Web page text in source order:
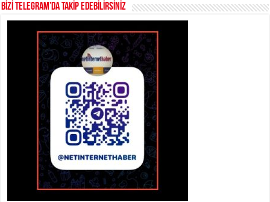
BİZİ TELEGRAM’DA TAKİP EDEBİLİRSİNİZ